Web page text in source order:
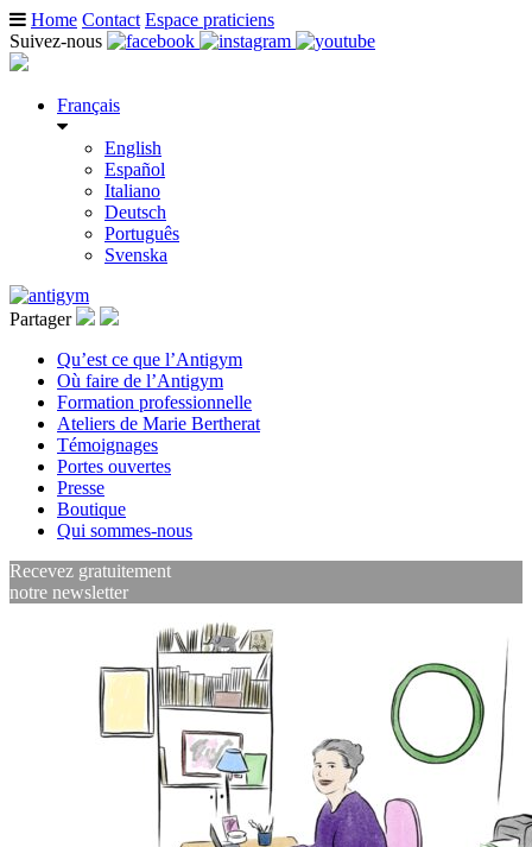
Home Contact Espace praticiens
Suivez-nous
Français
English
Español
Italiano
Deutsch
Português
Svenska
Partager
Qu’est ce que l’Antigym
Où faire de l’Antigym
Formation professionnelle
Ateliers de Marie Bertherat
Témoignages
Portes ouvertes
Presse
Boutique
Qui sommes-nous
Recevez gratuitement
notre newsletter